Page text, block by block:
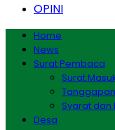
OPINI
Home
News
Surat Pembaca
Surat
Tanggapan
Syarat dan
Desa